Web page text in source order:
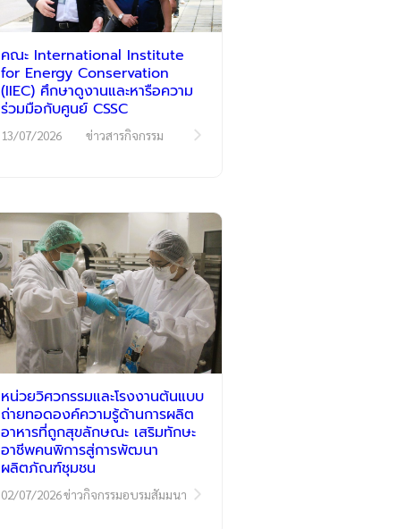
คณะ International Institute
for Energy Conservation
(IIEC) ศึกษาดูงานและหารือความ
ร่วมมือกับศูนย์ CSSC
13/07/2026 ข่าวสารกิจกรรม
หน่วยวิศวกรรมและโรงงานต้นแบบ
ถ่ายทอดองค์ความรู้ด้านการผลิต
อาหารที่ถูกสุขลักษณะ เสริมทักษะ
อาชีพคนพิการสู่การพัฒนา
ผลิตภัณฑ์ชุมชน
02/07/2026ข่าวกิจกรรมอบรมสัมมนา